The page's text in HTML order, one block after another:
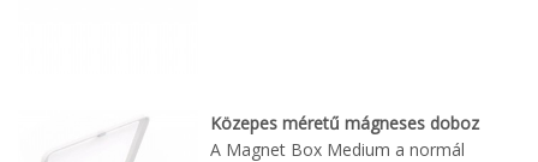
Közepes méretű mágneses doboz
A Magnet Box Medium a normál